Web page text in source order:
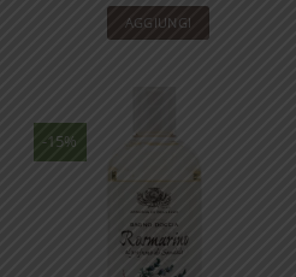
AGGIUNGI
-15%